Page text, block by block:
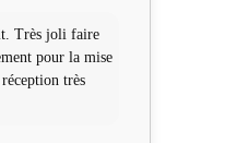
Très joli faire
pour la mise
très